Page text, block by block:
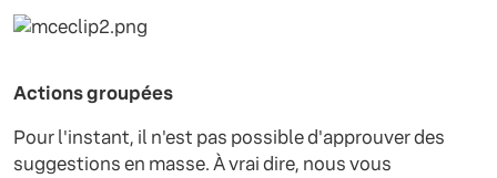
Actions groupées
Pour l'instant, il n'est pas possible d'approuver des
suggestions en masse. À vrai dire, nous vous